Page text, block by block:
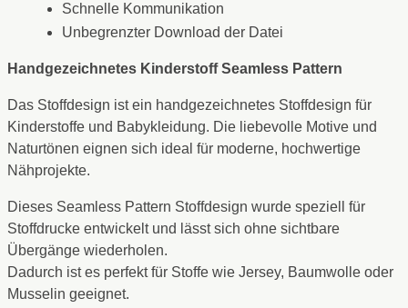
Schnelle Kommunikation
Unbegrenzter Download der Datei
Handgezeichnetes Kinderstoff Seamless Pattern
Das Stoffdesign ist ein handgezeichnetes Stoffdesign für
Kinderstoffe und Babykleidung. Die liebevolle Motive und
Naturtönen eignen sich ideal für moderne, hochwertige
Nähprojekte.
Dieses Seamless Pattern Stoffdesign wurde speziell für
Stoffdrucke entwickelt und lässt sich ohne sichtbare
Übergänge wiederholen.
Dadurch ist es perfekt für Stoffe wie Jersey, Baumwolle oder
Musselin geeignet.